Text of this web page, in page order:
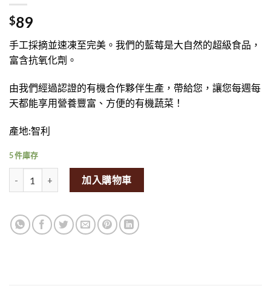
$89
手工採摘並速凍至完美。我們的藍莓是大自然的超級食品，
富含抗氧化劑。
由我們經過認證的有機合作夥伴生產，帶給您，讓您每週每
天都能享用營養豐富、方便的有機蔬菜！
產地:智利
5 件庫存
OOB Frozen Organic Blueberries 400g量
加入購物車